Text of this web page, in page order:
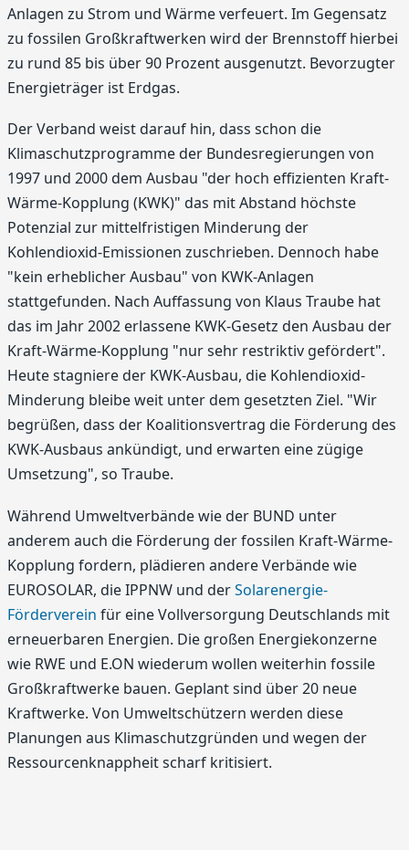
Anlagen zu Strom und Wärme verfeuert. Im Gegensatz
zu fossilen Großkraftwerken wird der Brennstoff hierbei
zu rund 85 bis über 90 Prozent ausgenutzt. Bevorzugter
Energieträger ist Erdgas.
Der Verband weist darauf hin, dass schon die
Klimaschutzprogramme der Bundesregierungen von
1997 und 2000 dem Ausbau "der hoch effizienten Kraft-
Wärme-Kopplung (KWK)" das mit Abstand höchste
Potenzial zur mittelfristigen Minderung der
Kohlendioxid-Emissionen zuschrieben. Dennoch habe
"kein erheblicher Ausbau" von KWK-Anlagen
stattgefunden. Nach Auffassung von Klaus Traube hat
das im Jahr 2002 erlassene KWK-Gesetz den Ausbau der
Kraft-Wärme-Kopplung "nur sehr restriktiv gefördert".
Heute stagniere der KWK-Ausbau, die Kohlendioxid-
Minderung bleibe weit unter dem gesetzten Ziel. "Wir
begrüßen, dass der Koalitionsvertrag die Förderung des
KWK-Ausbaus ankündigt, und erwarten eine zügige
Umsetzung", so Traube.
Während Umweltverbände wie der BUND unter
anderem auch die Förderung der fossilen Kraft-Wärme-
Kopplung fordern, plädieren andere Verbände wie
EUROSOLAR, die IPPNW und derSolarenergie-
Förderverein für eine Vollversorgung Deutschlands mit
erneuerbaren Energien. Die großen Energiekonzerne
wie RWE und E.ON wiederum wollen weiterhin fossile
Großkraftwerke bauen. Geplant sind über 20 neue
Kraftwerke. Von Umweltschützern werden diese
Planungen aus Klimaschutzgründen und wegen der
Ressourcenknappheit scharf kritisiert.